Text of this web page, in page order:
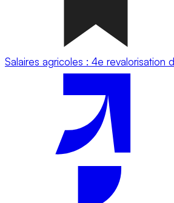
Salaires agricoles : 4e revalorisation